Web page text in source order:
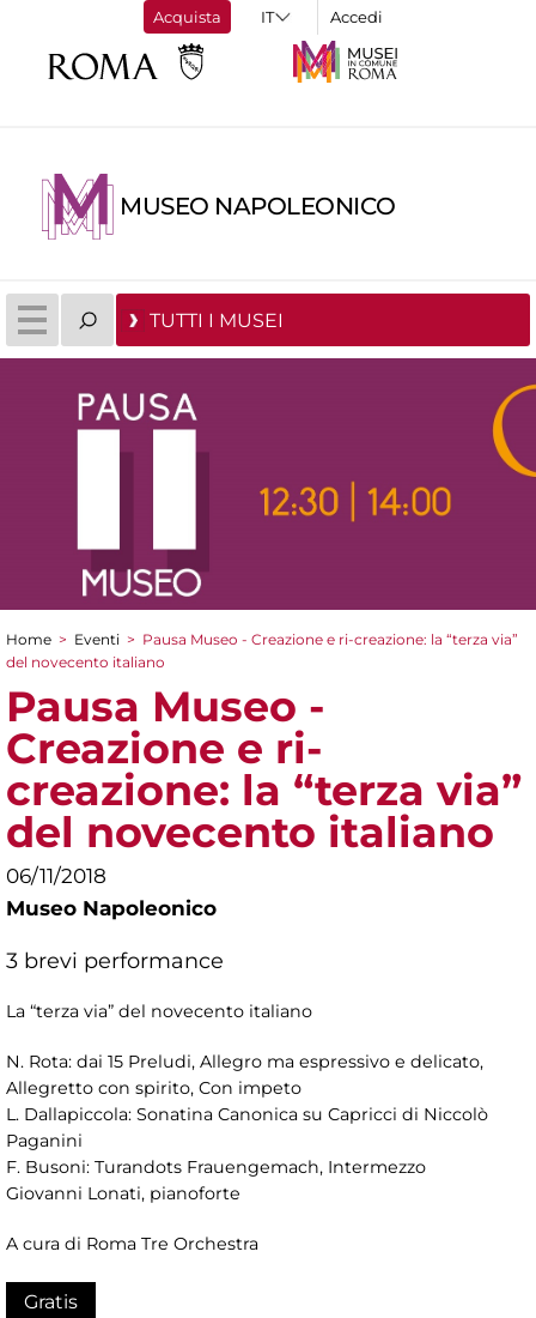
Acquista Accedi
MUSEO NAPOLEONICO
TUTTI I MUSEI
Tu sei qui
Home > Eventi > Pausa Museo - Creazione e ri-creazione: la “terza via”
del novecento italiano
Pausa Museo -
Creazione e ri-
creazione: la “terza via”
del novecento italiano
06/11/2018
Museo Napoleonico
3 brevi performance
La “terza via” del novecento italiano
N. Rota: dai 15 Preludi, Allegro ma espressivo e delicato,
Allegretto con spirito, Con impeto
L. Dallapiccola: Sonatina Canonica su Capricci di Niccolò
Paganini
F. Busoni: Turandots Frauengemach, Intermezzo
Giovanni Lonati, pianoforte
A cura di Roma Tre Orchestra
Gratis